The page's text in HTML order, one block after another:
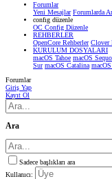
Forumlar
Yeni Mesajlar Forumlarda
confıg düzenle
OC Config Düzenle
REHBERLER
OpenCore Rehberler Clover
KURULUM DOSYALARI
macOS Tahoe macOS
Sur macOS Catalina
Forumlar
Giriş Yap
Kayıt Ol
Ara
Sadece başlıkları ara
Kullanıcı: